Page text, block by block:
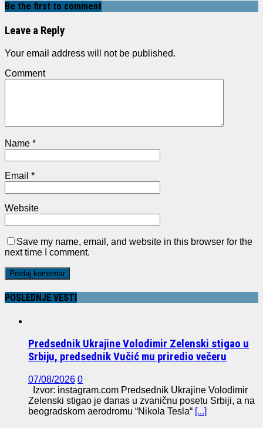
Be the first to comment
Leave a Reply
Your email address will not be published.
Comment
Name *
Email *
Website
Save my name, email, and website in this browser for the
next time I comment.
POSLEDNJE VESTI
Predsednik Ukrajine Volodimir Zelenski stigao u
Srbiju, predsednik Vučić mu priredio večeru
07/08/2026 0
Izvor: instagram.com Predsednik Ukrajine Volodimir
Zelenski stigao je danas u zvaničnu posetu Srbiji, a na
beogradskom aerodromu “Nikola Tesla“ [...]